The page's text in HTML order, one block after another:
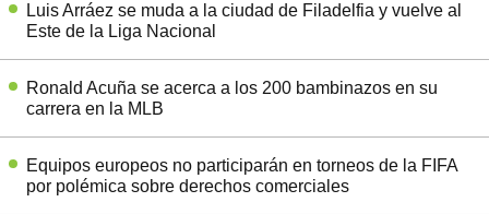
Luis Arráez se muda a la ciudad de Filadelfia y vuelve al
Este de la Liga Nacional
Ronald Acuña se acerca a los 200 bambinazos en su
carrera en la MLB
Equipos europeos no participarán en torneos de la FIFA
por polémica sobre derechos comerciales